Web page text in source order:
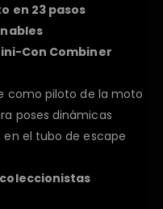
en 23 pasos
Con Combiner
como piloto de la moto
poses dinámicas
en el tubo de escape